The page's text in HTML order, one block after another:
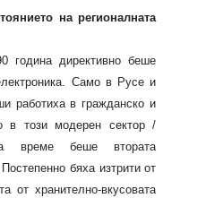
на регионалната
година директивно беше
Само в Русе и
работиха в гражданско и
в този модерен сектор /
време беше втората
бяха изтрити от
от хранително-вкусовата